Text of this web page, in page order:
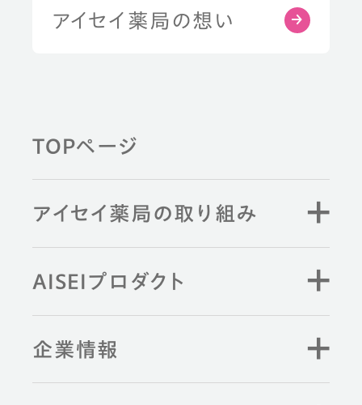
アイセイ薬局の想い
TOPページ
アイセイ薬局の取り組み
AISEIプロダクト
企業情報